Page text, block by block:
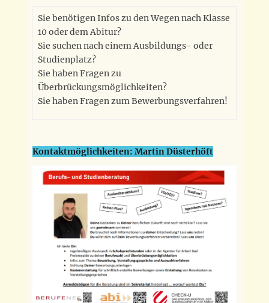
Sie benötigen Infos zu den Wegen nach Klasse
10 oder dem Abitur?
Sie suchen nach einem Ausbildungs- oder
Studienplatz?
Sie haben Fragen zu
Überbrückungsmöglichkeiten?
Sie haben Fragen zum Bewerbungsverfahren!
Kontaktmöglichkeiten: Martin Düsterhöft